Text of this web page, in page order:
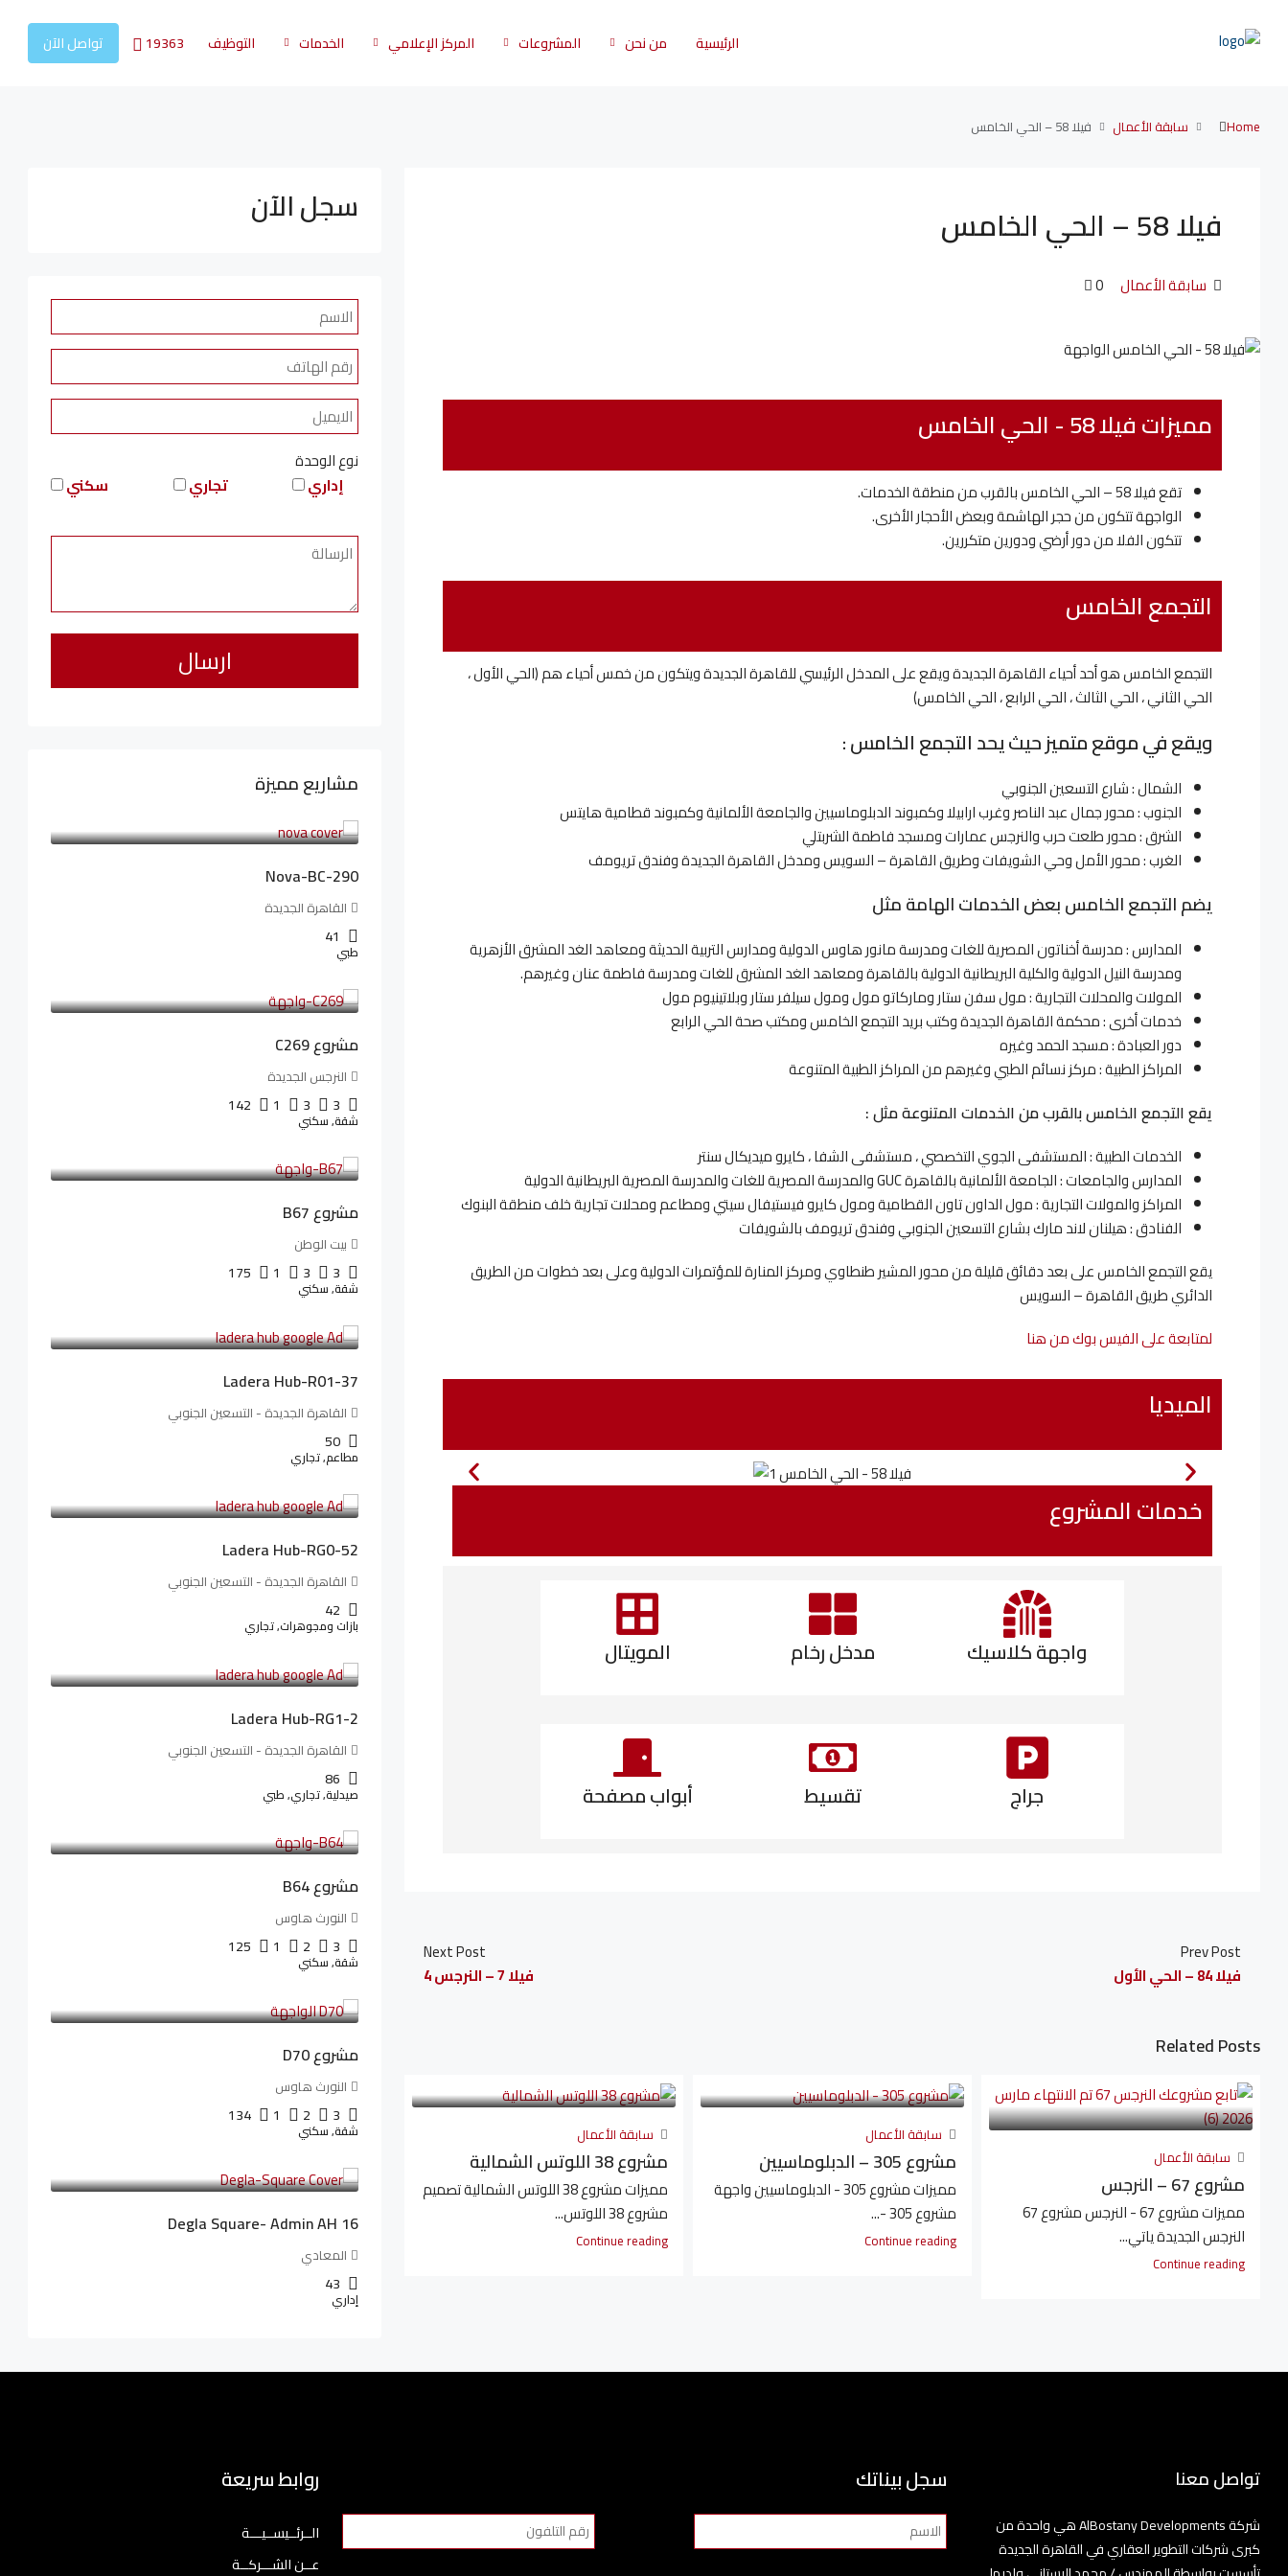
الرئيسية من نحن المشروعات المركز الإعلامي الخدمات التوظيف 19363 تواصل الآن
Home سابقة الأعمال فيلا 58 – الحي الخامس
فيلا 58 – الحي الخامس
سابقة الأعمال 0
مميزات فيلا 58 - الحي الخامس
تقع فيلا 58 – الحي الخامس بالقرب من منطقة الخدمات.
الواجهة تتكون من حجر الهاشمة وبعض الأحجار الأخرى.
تتكون الفلا من دور أرضي ودورين متكررين.
التجمع الخامس
التجمع الخامس هو أحد أحياء القاهرة الجديدة ويقع على المدخل الرئيسي للقاهرة الجديدة ويتكون من خمس أحياء هم (الحي الأول ،
الحي الثاني ، الحي الثالث ، الحي الرابع ، الحي الخامس)
ويقع في موقع متميز حيث يحد التجمع الخامس :
الشمال : شارع التسعين الجنوبي
الجنوب : محور جمال عبد الناصر وغرب ارابيلا وكمبوند الدبلوماسيين والجامعة الألمانية وكمبوند قطامية هايتس
الشرق : محور طلعت حرب والنرجس عمارات ومسجد فاطمة الشربتلي
الغرب : محور الأمل وحي الشويفات وطريق القاهرة – السويس ومدخل القاهرة الجديدة وفندق تريومف
يضم التجمع الخامس بعض الخدمات الهامة مثل
المدارس : مدرسة أخناتون المصرية للغات ومدرسة مانور هاوس الدولية ومدارس التربية الحديثة ومعاهد الغد المشرق الأزهرية
ومدرسة النيل الدولية والكلية البريطانية الدولية بالقاهرة ومعاهد الغد المشرق للغات ومدرسة فاطمة عنان وغيرهم.
المولات والمحلات التجارية : مول سفن ستار وماركاتو مول ومول سيلفر ستار وبلاتينيوم مول
خدمات أخرى : محكمة القاهرة الجديدة وكتب بريد التجمع الخامس ومكتب صحة الحي الرابع
دور العبادة : مسجد الحمد وغيره
المراكز الطبية : مركز نسائم الطبي وغيرهم من المراكز الطبية المتنوعة
يقع التجمع الخامس بالقرب من الخدمات المتنوعة مثل :
الخدمات الطبية : المستشفى الجوي التخصصي ، مستشفى الشفا ، كايرو ميديكال سنتر
المدارس والجامعات : الجامعة الألمانية بالقاهرة GUC والمدرسة المصرية للغات والمدرسة المصرية البريطانية الدولية
المراكز والمولات التجارية : مول الداون تاون القطامية ومول كايرو فيستيفال سيتي ومطاعم ومحلات تجارية خلف منطقة البنوك
الفنادق : هيلنان لاند مارك بشارع التسعين الجنوبي وفندق تريومف بالشويفات
يقع التجمع الخامس على بعد دقائق قليلة من محور المشير طنطاوي ومركز المنارة للمؤتمرات الدولية وعلى بعد خطوات من الطريق
الدائري طريق القاهرة – السويس
لمتابعة على الفيس بوك من هنا
الميديا
خدمات المشروع
واجهة كلاسيك مدخل رخام المويتال
جراج تقسيط أبواب مصفحة
Prev Post
فيلا 84 – الحي الأول
Next Post
فيلا 7 – النرجس 4
Related Posts
سابقة الأعمال
مشروع 67 – النرجس
مميزات مشروع 67 - النرجس مشروع 67
النرجس الجديدة ياتي...
Continue reading
سابقة الأعمال
مشروع 305 – الدبلوماسيين
مميزات مشروع 305 - الدبلوماسيين واجهة
مشروع 305 -...
Continue reading
سابقة الأعمال
مشروع 38 اللوتس الشمالية
مميزات مشروع 38 اللوتس الشمالية تصميم
مشروع 38 اللوتس...
Continue reading
سجل الآن
نوع الوحدة
سكني
تجاري إداري
مشاريع مميزة
Nova-BC-290
القاهرة الجديدة
41
طبي
مشروع C269
النرجس الجديدة
3
3
1
142
شقة, سكني
مشروع B67
بيت الوطن
3
3
1
175
شقة, سكني
Ladera Hub-R01-37
القاهرة الجديدة - التسعين الجنوبي
50
مطاعم, تجاري
Ladera Hub-RG0-52
القاهرة الجديدة - التسعين الجنوبي
42
بازات ومجوهرات, تجاري
Ladera Hub-RG1-2
القاهرة الجديدة - التسعين الجنوبي
86
صيدلية, تجاري, طبي
مشروع B64
النورث هاوس
3
2
1
125
شقة, سكني
مشروع D70
النورث هاوس
3
2
1
134
شقة, سكني
Degla Square- Admin AH 16
المعادي
43
إداري
تواصل معنا
شركة AlBostany Developments هي واحدة من
كبرى شركات التطوير العقاري في القاهرة الجديدة
سجل بيناتك روابط سريعة
الــرئــيســيـــة
عــن الشـــركــة